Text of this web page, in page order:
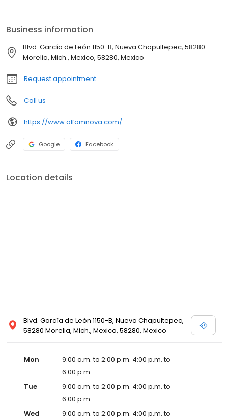
Business information
Blvd. García de León 1150-B, Nueva Chapultepec, 58280
Morelia, Mich., Mexico, 58280, Mexico
Request appointment
Call us
https://www.alfamnova.com/
Google Facebook
Location details
Blvd. García de León 1150-B, Nueva Chapultepec,
58280 Morelia, Mich., Mexico, 58280, Mexico
Mon
9:00 a.m. to 2:00 p.m. 4:00 p.m. to
6:00 p.m.
Tue
9:00 a.m. to 2:00 p.m. 4:00 p.m. to
6:00 p.m.
Wed
9:00 a.m. to 2:00 p.m. 4:00 p.m. to